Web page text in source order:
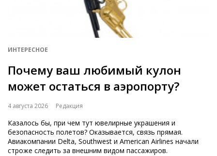
ИНТЕРЕСНОЕ
Почему ваш любимый кулон
может остаться в аэропорту?
4 августа 2026 Редакция
Казалось бы, при чем тут ювелирные украшения и
безопасность полетов? Оказывается, связь прямая.
Авиакомпании Delta, Southwest и American Airlines начали
строже следить за внешним видом пассажиров.